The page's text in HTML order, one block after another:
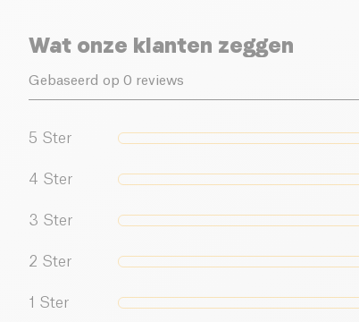
Wat onze klanten zeggen
Gebaseerd op 0 reviews
5 Ster
4 Ster
3 Ster
2 Ster
1 Ster